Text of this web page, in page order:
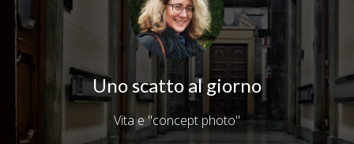
Uno scatto al giorno
Vita e "concept photo"